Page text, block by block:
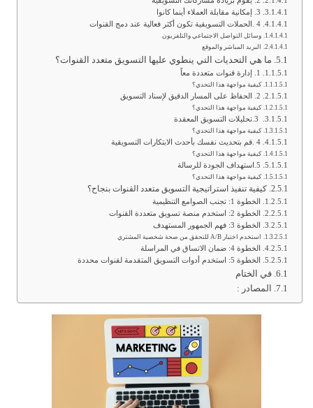
3. إمكانية مقابلة العملاء أينما كانوا
4 .الحملات التسويقية تكون أكثر فعالية عند دمج القنوات
وسائل التواصل الاجتماعي والتلفزيون
البريد المباشر والموقع
ما هي التحديات التي ينطوي عليها التسويق متعدد القنوات؟
1. إدارة قنوات متعددة معاً
كيفية مواجهة هذا التحدي؟
2. الحفاظ على المسار الدقيق لإسناد التسويق
كيفية مواجهة هذا التحدي؟
كيفية مواجهة هذا التحدي؟
4 .قم بتحديث نفسك بأحدث الابتكارات التسويقية
كيفية مواجهة هذا التحدي؟
5.استهداف الجودة للرسالة
كيفية مواجهة هذا التحدي؟
كيفية تنفيذ استراتيجية التسويق متعدد القنوات بنجاح؟
الخطوة 1: تجنب الصوامع التنظيمية
الخطوة 2: استخدم منصة تسويق متعددة القنوات
الخطوة 3: فهم الجمهور المستهدف
استخدم اختبار A/B للتحقق من صحة شخصية المشتري
الخطوة 4: ضمان الاتساق في المراسلة
الخطوة 5: استخدم أدوات التسويق المتقدمة لقنوات محددة
في الختام
المصادر :